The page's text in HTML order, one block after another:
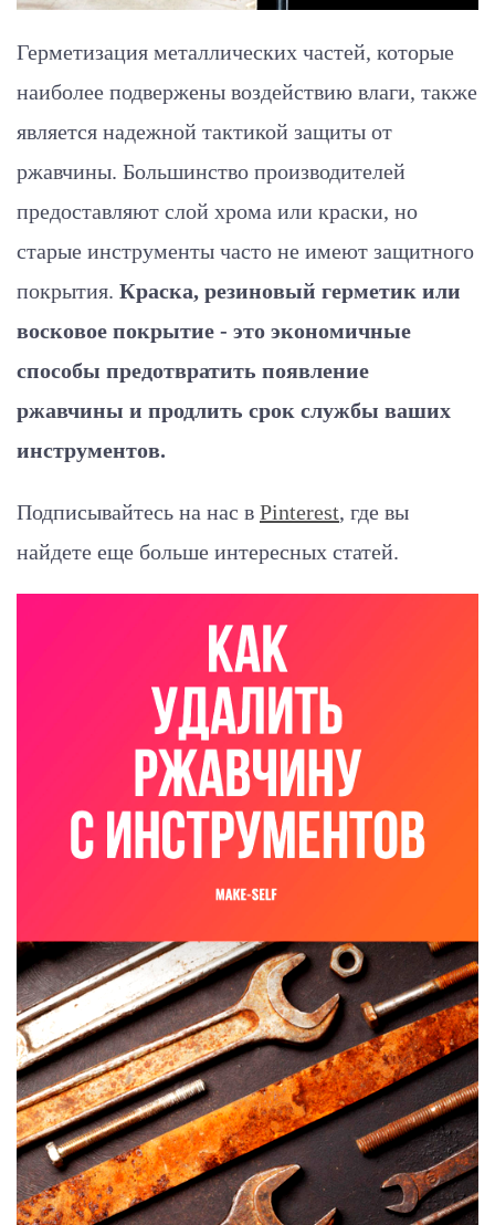
Герметизация металлических частей, которые
наиболее подвержены воздействию влаги, также
является надежной тактикой защиты от
ржавчины. Большинство производителей
предоставляют слой хрома или краски, но
старые инструменты часто не имеют защитного
покрытия. Краска, резиновый герметик или
восковое покрытие - это экономичные
способы предотвратить появление
ржавчины и продлить срок службы ваших
инструментов.
Подписывайтесь на нас в Pinterest, где вы
найдете еще больше интересных статей.